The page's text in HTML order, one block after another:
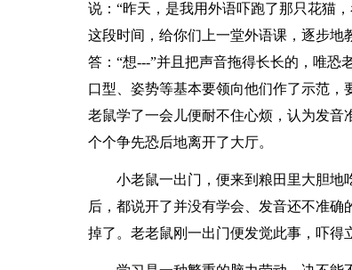
说：“昨天，是我用外语吓跑了那只花猫
这段时间，给你们上一堂外语课，逐步地
答：“想---”并且把声音拖得长长的，唯
口型、姿势等基本要领向他们作了示范
老鼠学了一会儿便耐不住心烦，认为发音
个个争先恐后地离开了大厅。
小老鼠一出门，便来到粮田里大胆地
后，都说开了并没有学会、发音还不准
掉了。老老鼠刚一出门便发觉此事，吓得